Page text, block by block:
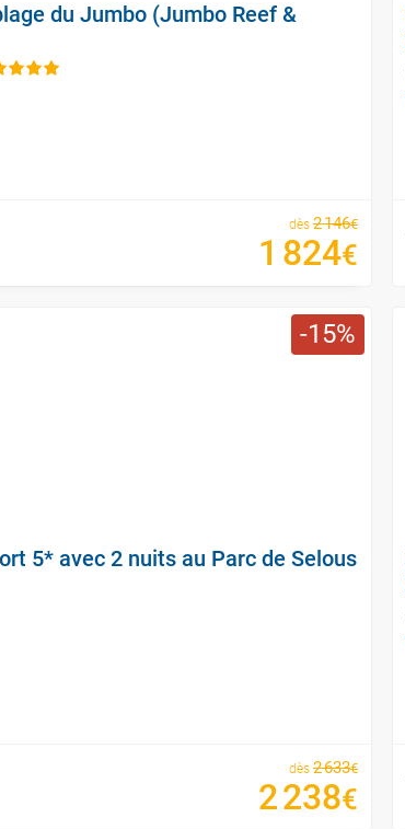
du Jumbo (Jumbo Reef &
dès 2146€
1 824€
15
5* avec 2 nuits au Parc de Selous
dès 2633€
2238€